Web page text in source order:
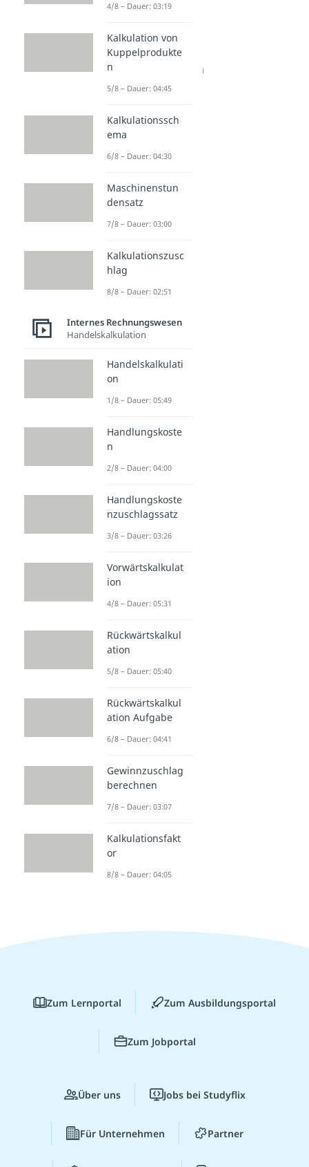
Sunk Costs
Target Costing
Dauer: 05:29
Angebotsvergleich
Dauer: 04:46
4/8 – Dauer: 03:19
Kalkulation von
Kuppelprodukte
n
5/8 – Dauer: 04:45
Kalkulationssch
ema
6/8 – Dauer: 04:30
Maschinenstun
densatz
7/8 – Dauer: 03:00
Kalkulationszusc
hlag
8/8 – Dauer: 02:51
Internes Rechnungswesen
Handelskalkulation
Handelskalkulati
on
1/8 – Dauer: 05:49
Handlungskoste
n
2/8 – Dauer: 04:00
Handlungskoste
nzuschlagssatz
3/8 – Dauer: 03:26
Vorwärtskalkulat
ion
4/8 – Dauer: 05:31
Rückwärtskalkul
ation
5/8 – Dauer: 05:40
Rückwärtskalkul
ation Aufgabe
6/8 – Dauer: 04:41
Gewinnzuschlag
berechnen
7/8 – Dauer: 03:07
Kalkulationsfakt
or
8/8 – Dauer: 04:05
Zum Lernportal Zum Ausbildungsportal
Zum Jobportal
Über uns Jobs bei Studyflix
Für Unternehmen Partner